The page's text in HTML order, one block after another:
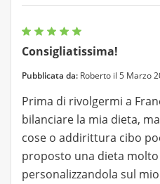
Consigliatissima!
Pubblicata da: Roberto il 5 Marzo
Prima di rivolgermi a
bilanciare la mia dieta,
cose o addirittura cibo
proposto una dieta
personalizzandola sul